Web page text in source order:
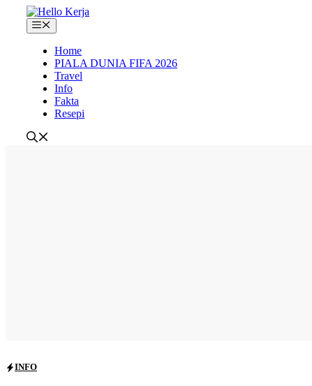
content
Menu
Home
PIALA DUNIA FIFA 2026
Travel
Info
Fakta
Resepi
INFO